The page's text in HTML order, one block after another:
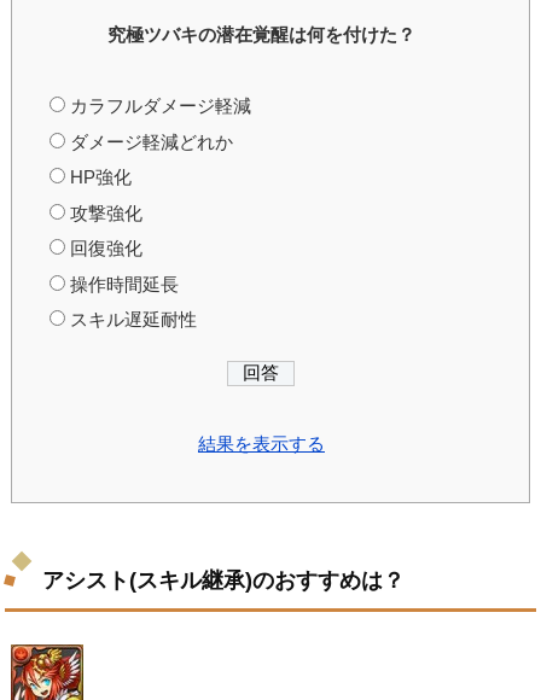
究極ツバキの潜在覚醒は何を付けた？
カラフルダメージ軽減
ダメージ軽減どれか
HP強化
攻撃強化
回復強化
操作時間延長
スキル遅延耐性
結果を表示する
アシスト(スキル継承)のおすすめは？